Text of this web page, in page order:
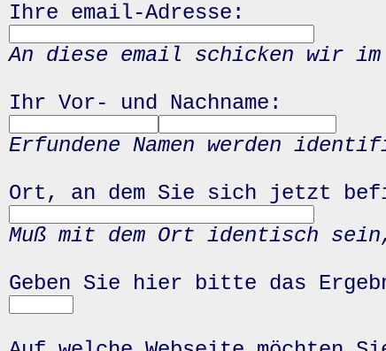
Ihre email-Adresse:
An diese email schicken wir
Ihr Vor- und Nachname:
Erfundene Namen werden
Ort, an dem Sie sich jetzt
Muß mit dem Ort identisch
Geben Sie hier bitte das